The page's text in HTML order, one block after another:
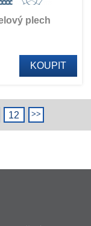
plech
KOUPIT
12